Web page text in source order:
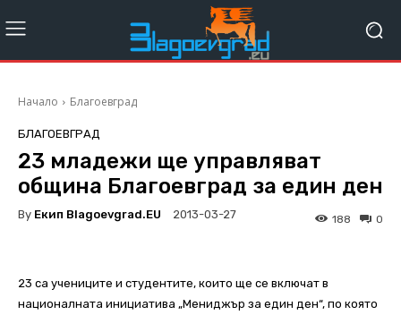
Начало Благоевград
БЛАГОЕВГРАД
23 младежи ще управляват
община Благоевград за един ден
By Екип Blagoevgrad.EU 2013-03-27 0
188
23 са учениците и студентите, които ще се включат в
националната инициатива „Мениджър за един ден“, по която